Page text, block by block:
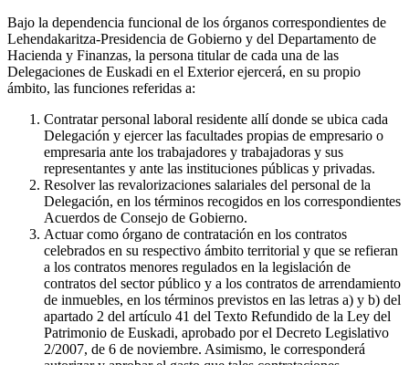
Bajo la dependencia funcional de los órganos correspondientes de
Lehendakaritza-Presidencia de Gobierno y del Departamento de
Hacienda y Finanzas, la persona titular de cada una de las
Delegaciones de Euskadi en el Exterior ejercerá, en su propio
ámbito, las funciones referidas a:
Contratar personal laboral residente allí donde se ubica cada
Delegación y ejercer las facultades propias de empresario o
empresaria ante los trabajadores y trabajadoras y sus
representantes y ante las instituciones públicas y privadas.
Resolver las revalorizaciones salariales del personal de la
Delegación, en los términos recogidos en los correspondientes
Acuerdos de Consejo de Gobierno.
Actuar como órgano de contratación en los contratos
celebrados en su respectivo ámbito territorial y que se refieran
a los contratos menores regulados en la legislación de
contratos del sector público y a los contratos de arrendamiento
de inmuebles, en los términos previstos en las letras a) y b) del
apartado 2 del artículo 41 del Texto Refundido de la Ley del
Patrimonio de Euskadi, aprobado por el Decreto Legislativo
2/2007, de 6 de noviembre. Asimismo, le corresponderá